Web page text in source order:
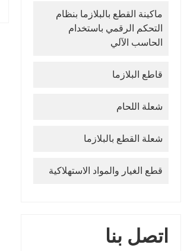
ماكينة القطع بالبلازما بنظام
التحكم الرقمي باستخدام
الحاسب الآلي
قاطع البلازما
شعلة اللحام
شعلة القطع بالبلازما
قطع الغيار والمواد الاستهلاكية
اتصل بنا